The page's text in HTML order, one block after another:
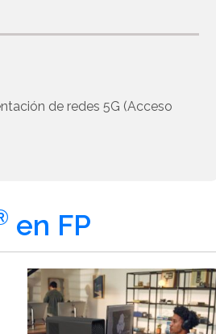
de redes 5G (Acceso
en FP